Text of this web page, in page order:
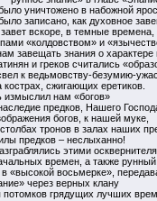
уничтожено в набожной
записано, как духовное
вскоре, в темные времена,
«колдовством» и
завещать знания о
и греков считались
к ведьмовству-безумию-
кострах, сжигающих еретиков.
измыслил нам «богов»
предков, Нашего
богов, к нашей муке,
тронов в залах наших
предков – неслыханно!
этими
времен, а также рунный
«высокой восьмерке»,
через верных клану
потомков грядущих лучших